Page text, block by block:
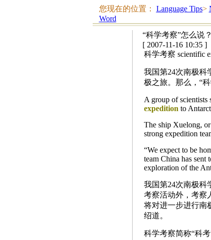
您现在的位置： Language Tips>
Word
“科学考察”怎么说？
[ 2007-11-16 10:35 ]
科学考察 scientific
我国第24次南极科
极之旅。那么，“
A group of scientists
expedition to
The ship Xuelong,
strong expedition
“We expect to be
team China has
exploration of the
我国第24次南极科
考察活动外，考察
将对进一步进行南
绍道。
科学考察简称“科考